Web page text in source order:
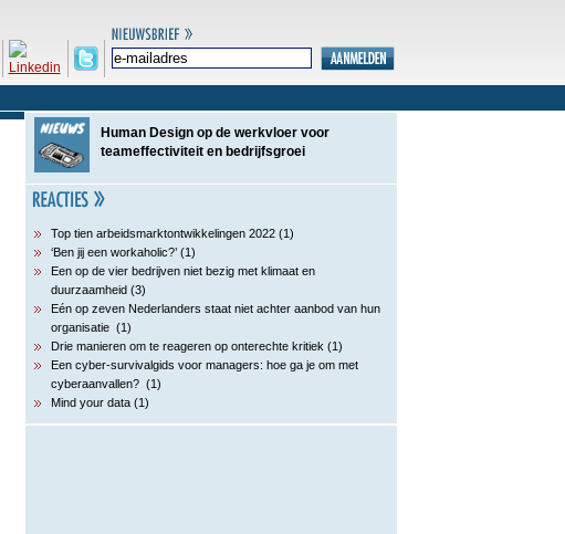
Human Design op de werkvloer voor
teameffectiviteit en bedrijfsgroei
Top tien arbeidsmarktontwikkelingen 2022 (1)
‘Ben jij een workaholic?’ (1)
Een op de vier bedrijven niet bezig met klimaat en
duurzaamheid (3)
Eén op zeven Nederlanders staat niet achter aanbod van hun
organisatie (1)
Drie manieren om te reageren op onterechte kritiek (1)
Een cyber-survivalgids voor managers: hoe ga je om met
cyberaanvallen? (1)
Mind your data (1)